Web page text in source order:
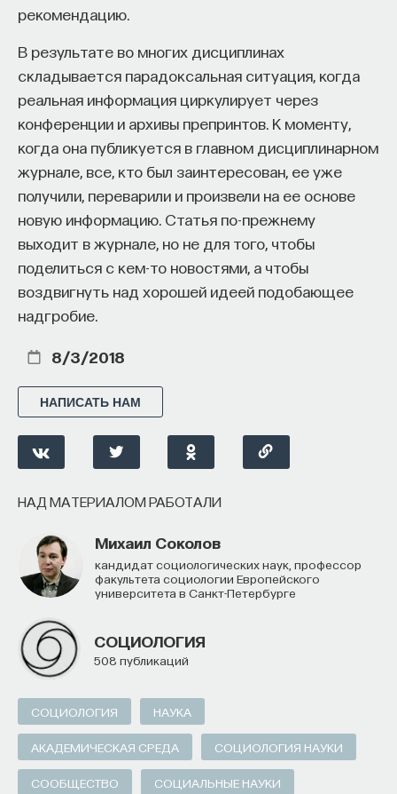
рекомендацию.
В результате во многих дисциплинах
складывается парадоксальная ситуация, когда
реальная информация циркулирует через
конференции и архивы препринтов. К моменту,
когда она публикуется в главном дисциплинарном
журнале, все, кто был заинтересован, ее уже
получили, переварили и произвели на ее основе
новую информацию. Статья по-прежнему
выходит в журнале, но не для того, чтобы
поделиться с кем-то новостями, а чтобы
воздвигнуть над хорошей идеей подобающее
надгробие.
8/3/2018
НАПИСАТЬ НАМ
НАД МАТЕРИАЛОМ РАБОТАЛИ
Михаил Соколов
кандидат социологических наук, профессор
факультета социологии Европейского
университета в Санкт-Петербурге
СОЦИОЛОГИЯ
508 публикаций
СОЦИОЛОГИЯ НАУКА
АКАДЕМИЧЕСКАЯ СРЕДА СОЦИОЛОГИЯ НАУКИ
СООБЩЕСТВО СОЦИАЛЬНЫЕ НАУКИ